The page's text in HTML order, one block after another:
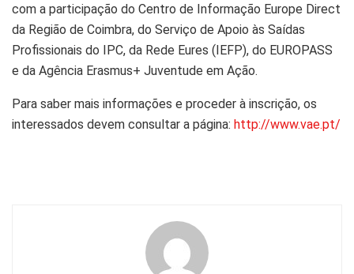
com a participação do Centro de Informação Europe Direct
da Região de Coimbra, do Serviço de Apoio às Saídas
Profissionais do IPC, da Rede Eures (IEFP), do EUROPASS
e da Agência Erasmus+ Juventude em Ação.
Para saber mais informações e proceder à inscrição, os
interessados devem consultar a página: http://www.vae.pt/